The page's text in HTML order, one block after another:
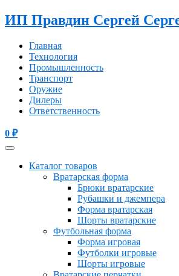
ИП Правдин Сергей
Главная
Технология
Промышленность
Транспорт
Оружие
Дилеры
Ответственность
0 ₽
Каталог товаров
Вратарская форма
Брюки вратарские
Рубашки и джемпера
Форма вратарская
Шорты вратарские
Футбольная форма
Форма игровая
Футболки игровые
Шорты игровые